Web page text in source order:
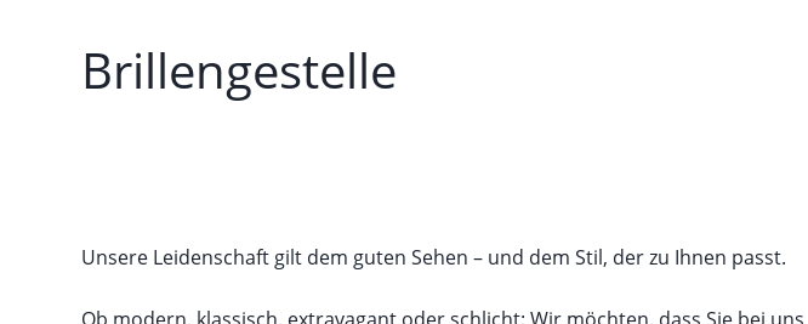
Brillengestelle
Unsere Leidenschaft gilt dem guten Sehen – und dem Stil, der zu Ihnen passt.
Ob modern, klassisch, extravagant oder schlicht: Wir möchten, dass Sie bei uns